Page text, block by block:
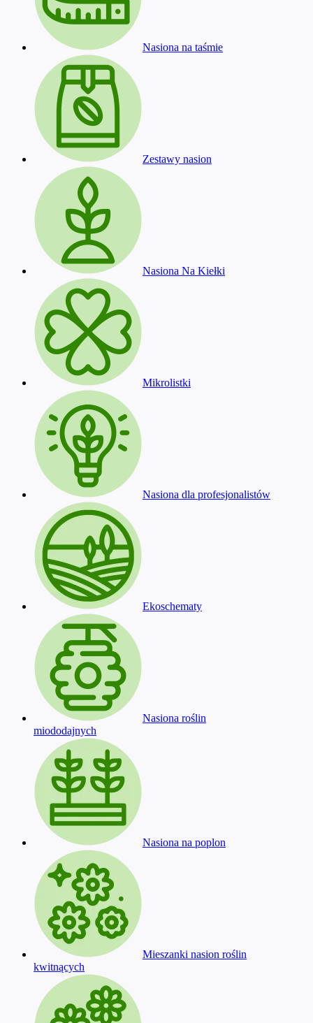
Nasiona na taśmie
Zestawy nasion
Nasiona Na Kiełki
Mikrolistki
Nasiona dla profesjonalistów
Ekoschematy
Nasiona roślin
miododajnych
Nasiona na poplon
Mieszanki nasion roślin
kwitnących